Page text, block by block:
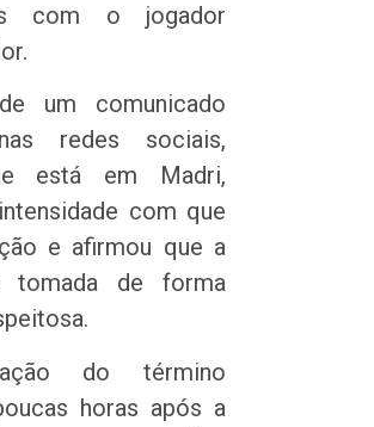
com o jogador
um comunicado
redes sociais,
está em Madri,
com que
e afirmou que a
tomada de forma
do término
horas após a